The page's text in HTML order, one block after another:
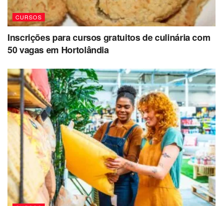
CURSOS
Inscrições para cursos gratuitos de culinária com
50 vagas em Hortolândia